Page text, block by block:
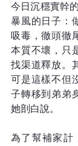
今日沉穩實幹
暴風的日子：
吸毒，徹頭徹
本質不壞，只
找渠道釋放。
可是這樣不但
子轉移到弟弟
她剖白說。
為了幫補家計